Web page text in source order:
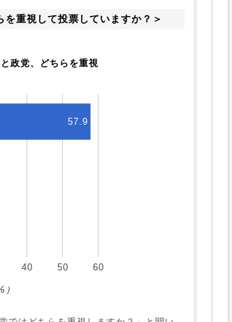
重視して投票していますか？＞
政党、どちらを重視
40 50 60
57.9